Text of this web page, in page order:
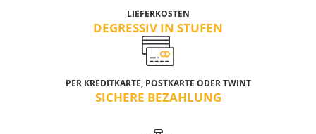
LIEFERKOSTEN
DEGRESSIV IN STUFEN
PER KREDITKARTE, POSTKARTE ODER TWINT
SICHERE BEZAHLUNG